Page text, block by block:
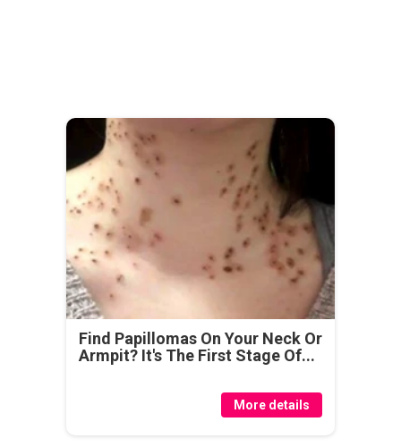
Find Papillomas On Your Neck Or
Armpit? It's The First Stage Of...
More details